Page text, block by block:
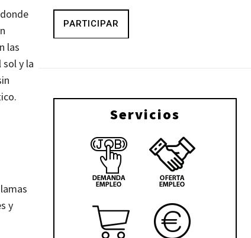
las
y la
y
PARTICIPAR
Servicios